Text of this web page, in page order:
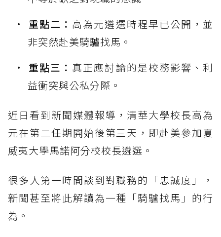
重點二： 高為元遴選時程早已公開，並
非突然赴美騎驢找馬。
重點三： 真正應討論的是校務影響、利
益衝突與公私分際。
近日看到新聞媒體報導，清華大學校長高為
元在第二任期開始後第三天，即赴美參加夏
威夷大學馬諾阿分校校長遴選。
很多人第一時間談到對職務的「忠誠度」，
新聞甚至將此解讀為一種「騎驢找馬」的行
為。